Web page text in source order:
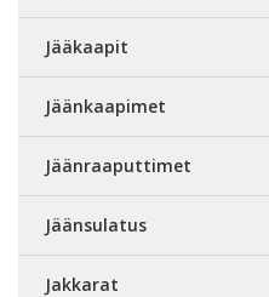
Jääkaapit
Jäänkaapimet
Jäänraaputtimet
Jäänsulatus
Jakkarat